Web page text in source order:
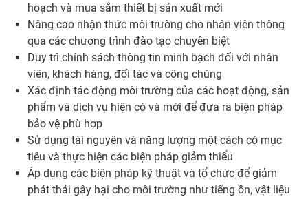
hoạch và mua sắm thiết bị sản xuất mới
Nâng cao nhận thức môi trường cho nhân viên thông
qua các chương trình đào tạo chuyên biệt
Duy trì chính sách thông tin minh bạch đối với nhân
viên, khách hàng, đối tác và công chúng
Xác định tác động môi trường của các hoạt động, sản
phẩm và dịch vụ hiện có và mới để đưa ra biện pháp
bảo vệ phù hợp
Sử dụng tài nguyên và năng lượng một cách có mục
tiêu và thực hiện các biện pháp giảm thiểu
Áp dụng các biện pháp kỹ thuật và tổ chức để giảm
phát thải gây hại cho môi trường như tiếng ồn, vật liệu